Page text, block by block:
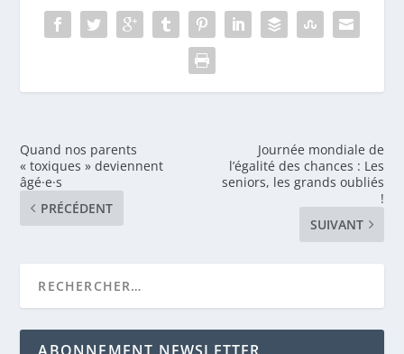
Quand nos parents
« toxiques » deviennent
âgé·e·s
PRÉCÉDENT
Journée mondiale de
l’égalité des chances : Les
seniors, les grands oubliés
!
SUIVANT